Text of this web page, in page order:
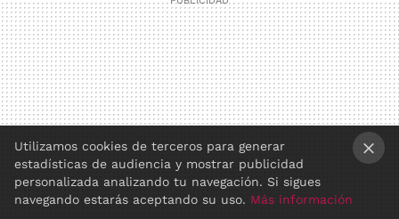
Utilizamos cookies de terceros para generar
estadísticas de audiencia y mostrar publicidad
personalizada analizando tu navegación. Si sigues
navegando estarás aceptando su uso. Más información